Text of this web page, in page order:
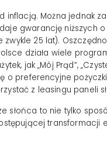
inflacją. Można jednak
gwarancję niższych
25 lat).
działa wiele
jak „Mój Prąd”,
o preferencyjne
z leasingu paneli
słońca to nie tylko